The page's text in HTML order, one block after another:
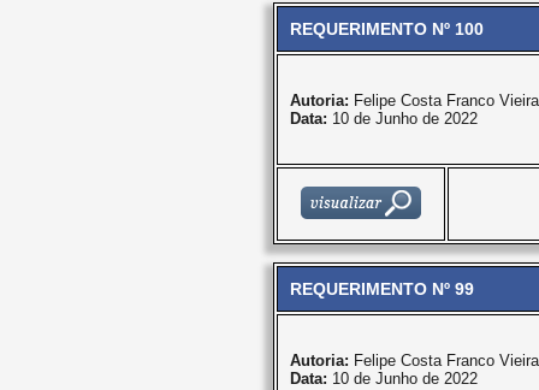
REQUERIMENTO Nº 100
Autoria: Felipe Costa Franco Vieira
Data: 10 de Junho de 2022
REQUERIMENTO Nº 99
Autoria: Felipe Costa Franco Vieira
Data: 10 de Junho de 2022